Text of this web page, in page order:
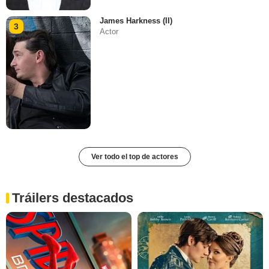
3
James Harkness (II)
Actor
Ver todo el top de actores
Tráilers destacados